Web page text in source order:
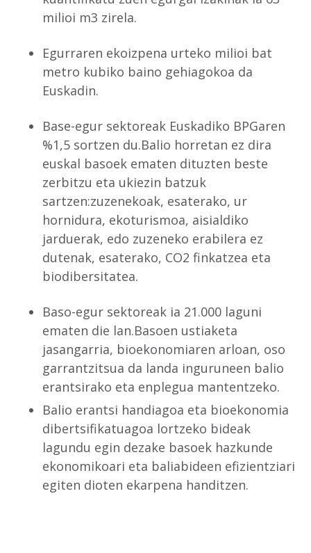
milioi m3 zirela.
Egurraren ekoizpena urteko milioi bat
metro kubiko baino gehiagokoa da
Euskadin.
Base-egur sektoreak Euskadiko BPGaren
%1,5 sortzen du.Balio horretan ez dira
euskal basoek ematen dituzten beste
zerbitzu eta ukiezin batzuk
sartzen:zuzenekoak, esaterako, ur
hornidura, ekoturismoa, aisialdiko
jarduerak, edo zuzeneko erabilera ez
dutenak, esaterako, CO2 finkatzea eta
biodibersitatea.
Baso-egur sektoreak ia 21.000 laguni
ematen die lan.Basoen ustiaketa
jasangarria, bioekonomiaren arloan, oso
garrantzitsua da landa inguruneen balio
erantsirako eta enplegua mantentzeko.
Balio erantsi handiagoa eta bioekonomia
dibertsifikatuagoa lortzeko bideak
lagundu egin dezake basoek hazkunde
ekonomikoari eta baliabideen efizientziari
egiten dioten ekarpena handitzen.